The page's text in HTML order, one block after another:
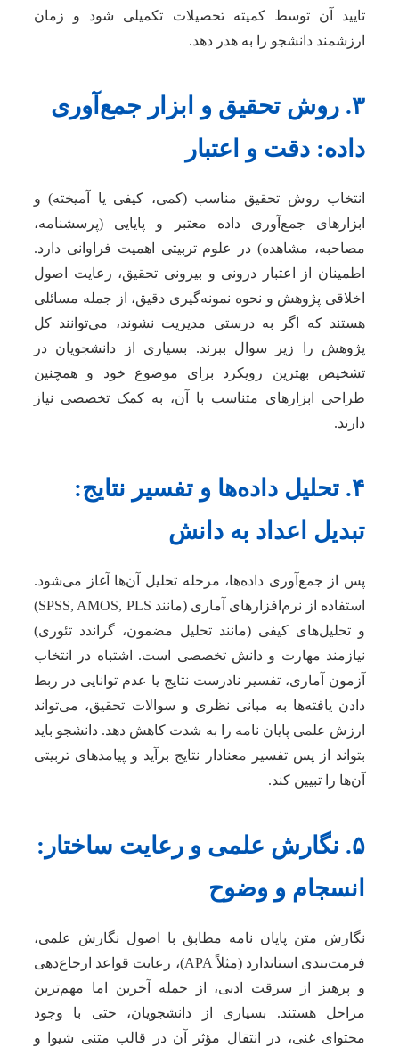
تایید آن توسط کمیته تحصیلات تکمیلی شود و زمان
ارزشمند دانشجو را به هدر دهد.
۳. روش تحقیق و ابزار جمع‌آوری
داده: دقت و اعتبار
انتخاب روش تحقیق مناسب (کمی، کیفی یا آمیخته) و
ابزارهای جمع‌آوری داده معتبر و پایایی (پرسشنامه،
مصاحبه، مشاهده) در علوم تربیتی اهمیت فراوانی دارد.
اطمینان از اعتبار درونی و بیرونی تحقیق، رعایت اصول
اخلاقی پژوهش و نحوه نمونه‌گیری دقیق، از جمله مسائلی
هستند که اگر به درستی مدیریت نشوند، می‌توانند کل
پژوهش را زیر سوال ببرند. بسیاری از دانشجویان در
تشخیص بهترین رویکرد برای موضوع خود و همچنین
طراحی ابزارهای متناسب با آن، به کمک تخصصی نیاز
دارند.
۴. تحلیل داده‌ها و تفسیر نتایج:
تبدیل اعداد به دانش
پس از جمع‌آوری داده‌ها، مرحله تحلیل آن‌ها آغاز می‌شود.
استفاده از نرم‌افزارهای آماری (مانند SPSS, AMOS, PLS)
و تحلیل‌های کیفی (مانند تحلیل مضمون، گراندد تئوری)
نیازمند مهارت و دانش تخصصی است. اشتباه در انتخاب
آزمون آماری، تفسیر نادرست نتایج یا عدم توانایی در ربط
دادن یافته‌ها به مبانی نظری و سوالات تحقیق، می‌تواند
ارزش علمی پایان نامه را به شدت کاهش دهد. دانشجو باید
بتواند از پس تفسیر معنادار نتایج برآید و پیامدهای تربیتی
آن‌ها را تبیین کند.
۵. نگارش علمی و رعایت ساختار:
انسجام و وضوح
نگارش متن پایان نامه مطابق با اصول نگارش علمی،
فرمت‌بندی استاندارد (مثلاً APA)، رعایت قواعد ارجاع‌دهی
و پرهیز از سرقت ادبی، از جمله آخرین اما مهم‌ترین
مراحل هستند. بسیاری از دانشجویان، حتی با وجود
محتوای غنی، در انتقال مؤثر آن در قالب متنی شیوا و